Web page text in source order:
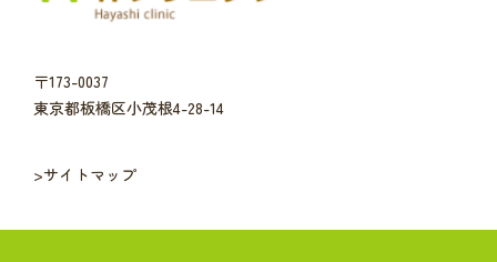
〒173-0037
東京都板橋区小茂根4-28-14
>サイトマップ